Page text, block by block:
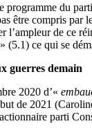
programme du
être compris
de ce
» (5.1) ce qui se
guerres demain
2020 d’«
de 2021
parti